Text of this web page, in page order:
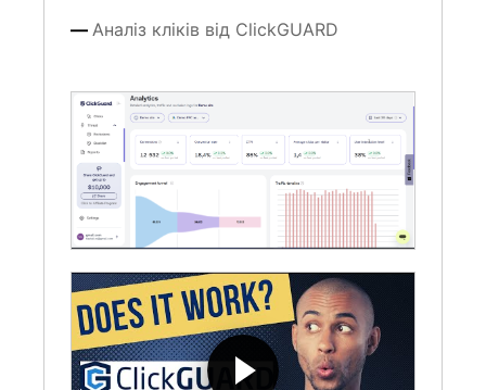
Аналіз кліків від ClickGUARD